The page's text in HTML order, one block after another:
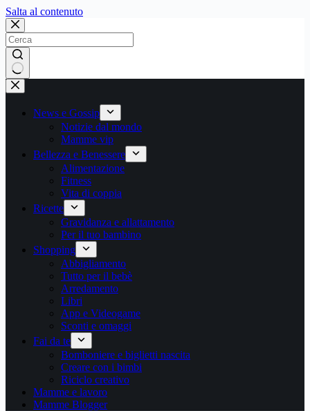
Salta al contenutoSalta
contenuto
Nessun
risultato
News e Gossip
Notizie dal mondo
Mamme vip
Bellezza e Benessere
Alimentazione
Fitness
Vita di coppia
Ricette
Gravidanza e allattamento
Per il tuo bambino
Shopping
Abbigliamento
Tutto per il bebè
Arredamento
Libri
App e Videogame
Sconti e omaggi
Fai da te
Bomboniere e biglietti nascita
Creare con i bimbi
Riciclo creativo
Mamme e lavoro
Mamme Blogger